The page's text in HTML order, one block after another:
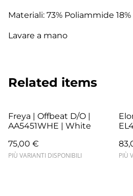
Materiali: 73% Poliammide
Lavare a mano
Related items
Freya | Offbeat D/O |
AA5451WHE | White
75,00 €
PIÙ VARIANTI DISPONIBILI PIÙ